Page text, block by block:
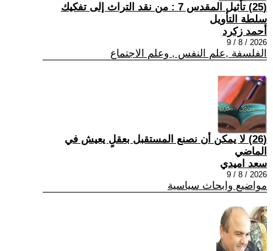
(25) تأثيل المقدس 7 : من نقد التراث إلى تفكيك
سلطة التأويل
أحمد زكرد
2026 / 8 / 9
الفلسفة ,علم النفس , وعلم الاجتماع
(26) لا يمكن أن نصنع المستقبل بعقلٍ يعيش في
الماضي
سعد اميدي
2026 / 8 / 9
مواضيع وابحاث سياسية